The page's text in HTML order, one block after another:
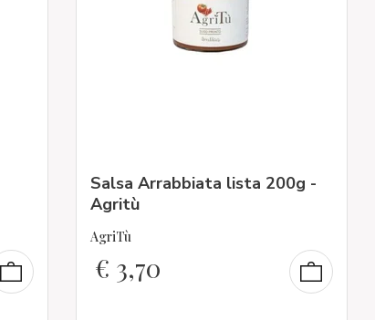
Salsa Arrabbiata lista 200g -
Agritù
AgriTù
€ 3,70